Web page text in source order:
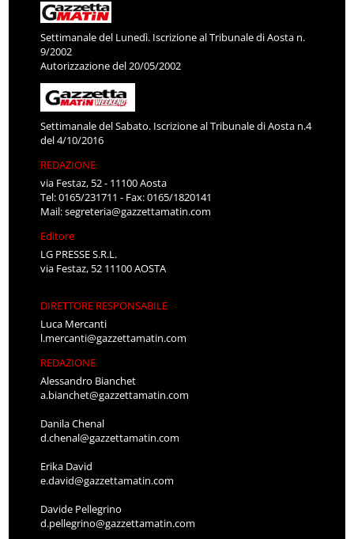
Settimanale del Lunedì. Iscrizione al Tribunale di Aosta n.
9/2002
Autorizzazione del 20/05/2002
Settimanale del Sabato. Iscrizione al Tribunale di Aosta n.4
del 4/10/2016
REDAZIONE
via Festaz, 52 - 11100 Aosta
Tel: 0165/231711 - Fax: 0165/1820141
Mail:segreteria@gazzettamatin.com
Editore
LG PRESSE S.R.L.
via Festaz, 52 11100 AOSTA
DIRETTORE RESPONSABILE
Luca Mercanti
l.mercanti@gazzettamatin.com
REDAZIONE
Alessandro Bianchet
a.bianchet@gazzettamatin.com
Danila Chenal
d.chenal@gazzettamatin.com
Erika David
e.david@gazzettamatin.com
Davide Pellegrino
d.pellegrino@gazzettamatin.com